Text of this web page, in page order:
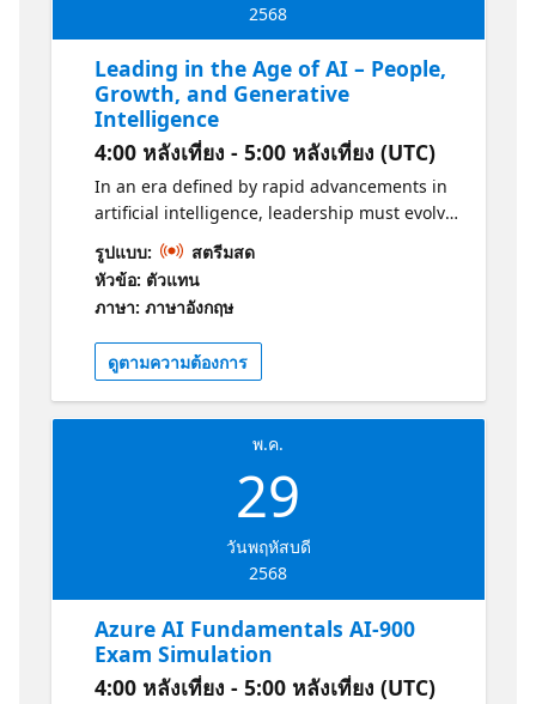
2568
Leading in the Age of AI – People,
Growth, and Generative
Intelligence
4:00 หลังเที่ยง - 5:00 หลังเที่ยง (UTC)
In an era defined by rapid advancements in
artificial intelligence, leadership must evolve
to embrace the transformative power of
generative intelligence while prioritizing
people and growth. This session explores
how leaders can navigate the age of AI by
fostering innovation, empowering teams,
and leveraging emerging technologies to
drive meaningful impact. From ethical AI
adoption to continuous learning and
adaptability, we will dive into strategies that
ensure sustainable growth in an increasingly
รูปแบบ:
สตรีมสด
หัวข้อ: ตัวแทน
ภาษา: ภาษาอังกฤษ
ดูตามความต้องการ
พ.ค.
29
วันพฤหัสบดี
2568
Azure AI Fundamentals AI-900
Exam Simulation
4:00 หลังเที่ยง - 5:00 หลังเที่ยง (UTC)